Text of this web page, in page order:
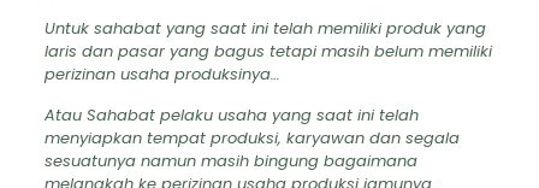
Untuk sahabat yang saat ini telah memiliki produk yang
laris dan pasar yang bagus tetapi masih belum memiliki
perizinan usaha produksinya…
Atau Sahabat pelaku usaha yang saat ini telah
menyiapkan tempat produksi, karyawan dan segala
sesuatunya namun masih bingung bagaimana